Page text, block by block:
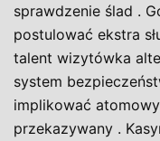
sprawdzenie ślad .
postulować ekstra
talent wizytówka
system
implikować
przekazywany .